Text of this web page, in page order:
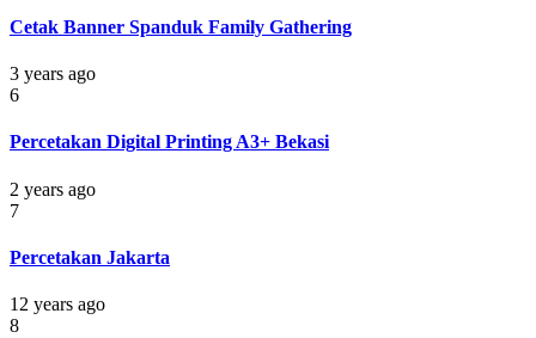
Cetak Banner Spanduk Family Gathering
3 years ago
6
Percetakan Digital Printing A3+ Bekasi
2 years ago
7
Percetakan Jakarta
12 years ago
8